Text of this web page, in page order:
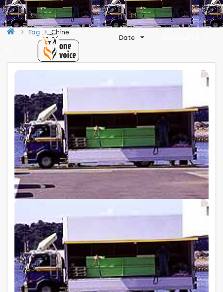
Étiquette : Chine
Tag Chine
Date